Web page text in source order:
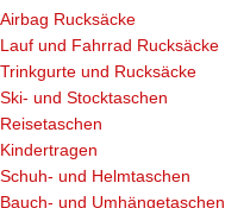
Airbag Rucksäcke
Lauf und Fahrrad Rucksäcke
Trinkgurte und Rucksäcke
Ski- und Stocktaschen
Reisetaschen
Kindertragen
Schuh- und Helmtaschen
Bauch- und Umhängetaschen